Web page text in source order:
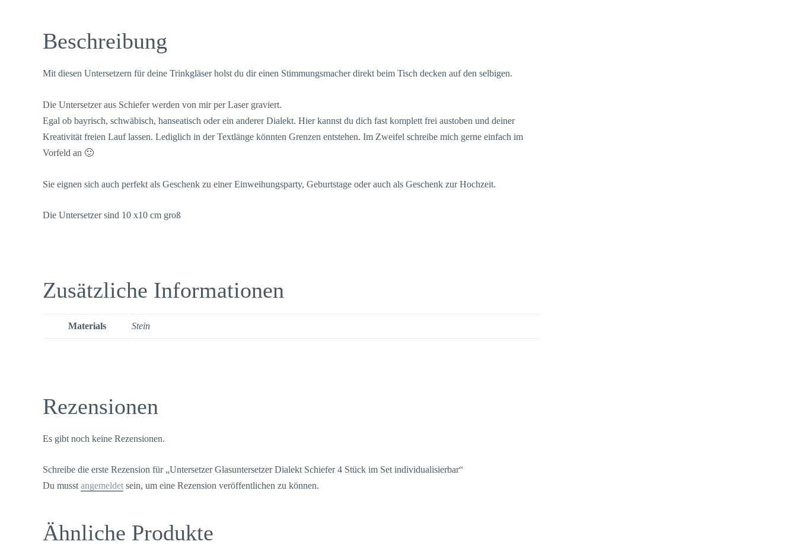
Beschreibung
Mit diesen Untersetzern für deine Trinkgläser holst du dir einen Stimmungsmacher direkt beim Tisch decken auf den selbigen.
Die Untersetzer aus Schiefer werden von mir per Laser graviert.
Egal ob bayrisch, schwäbisch, hanseatisch oder ein anderer Dialekt. Hier kannst du dich fast komplett frei austoben und deiner
Kreativität freien Lauf lassen. Lediglich in der Textlänge könnten Grenzen entstehen. Im Zweifel schreibe mich gerne einfach im
Vorfeld an 🙂
Sie eignen sich auch perfekt als Geschenk zu einer Einweihungsparty, Geburtstage oder auch als Geschenk zur Hochzeit.
Die Untersetzer sind 10 x10 cm groß
Zusätzliche Informationen
Materials Stein
Rezensionen
Es gibt noch keine Rezensionen.
Schreibe die erste Rezension für „Untersetzer Glasuntersetzer Dialekt Schiefer 4 Stück im Set individualisierbar“
Du musst angemeldet sein, um eine Rezension veröffentlichen zu können.
Ähnliche Produkte